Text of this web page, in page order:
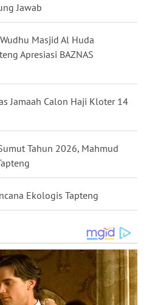
Jawab
Masjid Al Huda
Apresiasi BAZNAS
Jamaah Calon Haji Kloter 14
Tahun 2026, Mahmud
Ekologis Tapteng